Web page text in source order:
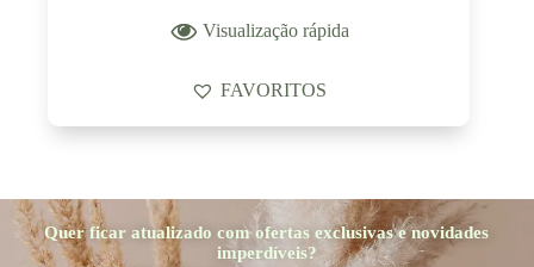
Visualização rápida
FAVORITOS
Quer ficar atualizado com ofertas exclusivas e novidades
imperdíveis?